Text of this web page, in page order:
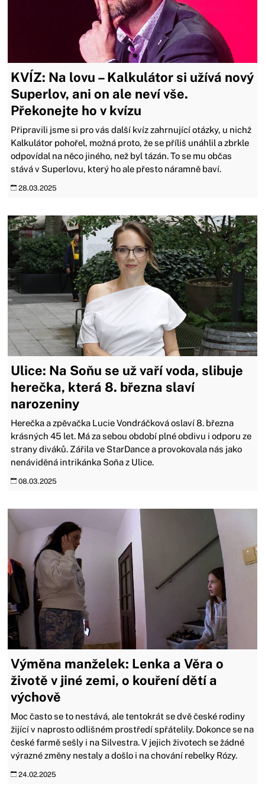
KVÍZ: Na lovu – Kalkulátor si užívá nový
Superlov, ani on ale neví vše.
Překonejte ho v kvízu
Připravili jsme si pro vás další kvíz zahrnující otázky, u nichž
Kalkulátor pohořel, možná proto, že se příliš unáhlil a zbrkle
odpovídal na něco jiného, než byl tázán. To se mu občas
stává v Superlovu, který ho ale přesto náramně baví.
28.03.2025
Ulice: Na Soňu se už vaří voda, slibuje
herečka, která 8. března slaví
narozeniny
Herečka a zpěvačka Lucie Vondráčková oslaví 8. března
krásných 45 let. Má za sebou období plné obdivu i odporu ze
strany diváků. Zářila ve StarDance a provokovala nás jako
nenáviděná intrikánka Soňa z Ulice.
08.03.2025
Výměna manželek: Lenka a Věra o
životě v jiné zemi, o kouření dětí a
výchově
Moc často se to nestává, ale tentokrát se dvě české rodiny
žijící v naprosto odlišném prostředí spřátelily. Dokonce se na
české farmě sešly i na Silvestra. V jejich životech se žádné
výrazné změny nestaly a došlo i na chování rebelky Rózy.
24.02.2025